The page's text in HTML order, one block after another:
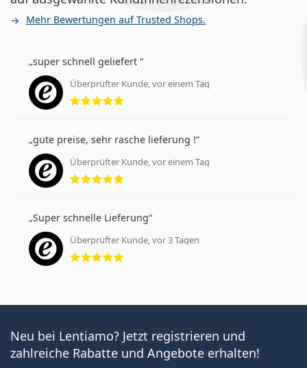
Mehr Bewertungen auf Trusted Shops.
super schnell geliefert
Überprüfter Kunde, vor einem Tag
Bewertung 5 aus 5
gute preise, sehr rasche lieferung !
Überprüfter Kunde, vor einem Tag
Bewertung 5 aus 5
Super schnelle Lieferung
Überprüfter Kunde, vor 3 Tagen
Bewertung 5 aus 5
Neu bei Lentiamo? Jetzt registrieren und
zahlreiche Rabatte und Angebote erhalten!